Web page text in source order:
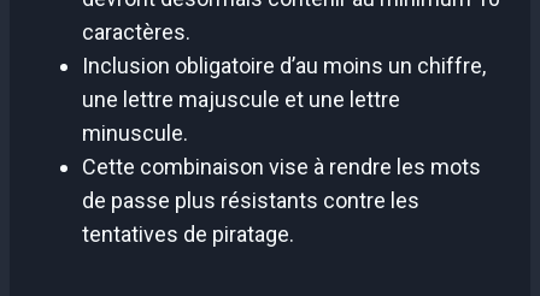
caractères.
Inclusion obligatoire d’au moins un chiffre,
une lettre majuscule et une lettre
minuscule.
Cette combinaison vise à rendre les mots
de passe plus résistants contre les
tentatives de piratage.